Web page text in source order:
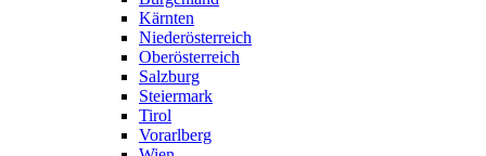
Kärnten
Niederösterreich
Oberösterreich
Salzburg
Steiermark
Tirol
Vorarlberg